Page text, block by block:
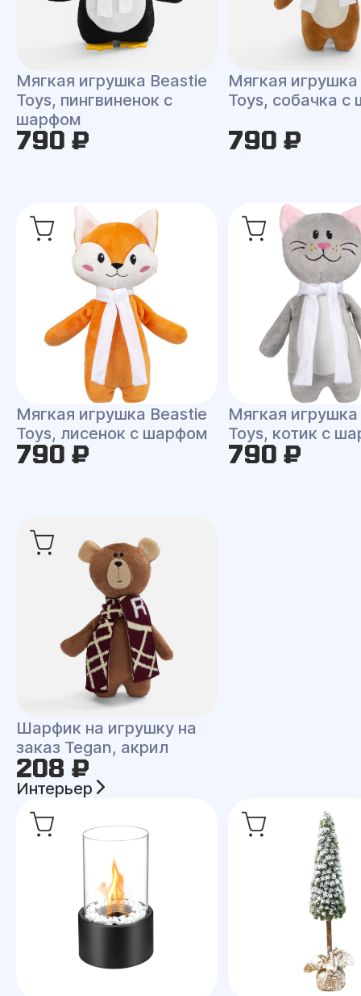
Мягкая игрушка Beastie
Toys, пингвиненок с
шарфом
790 ₽
Мягкая
Toys, собачка
790 ₽
Мягкая игрушка Beastie
Toys, лисенок с шарфом
790 ₽
Мягкая
Toys, котик с
790 ₽
Шарфик на игрушку на
заказ Tegan, акрил
208 ₽
Интерьер